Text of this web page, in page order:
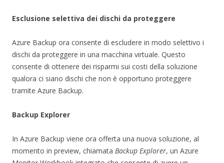
Esclusione selettiva dei dischi da proteggere
Azure Backup ora consente di escludere in modo selettivo i
dischi da proteggere in una macchina virtuale. Questo
consente di ottenere dei risparmi sui costi della soluzione
qualora ci siano dischi che non è opportuno proteggere
tramite Azure Backup.
Backup Explorer
In Azure Backup viene ora offerta una nuova soluzione, al
momento in preview, chiamata Backup Explorer, un Azure